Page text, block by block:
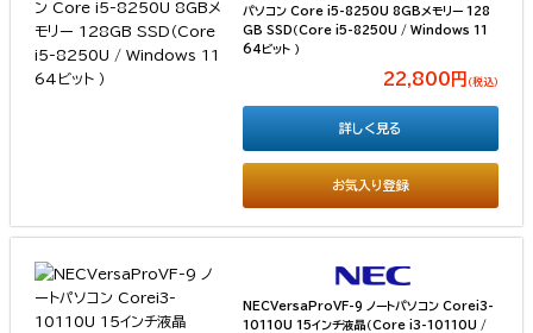
パソコン Core i5-8250U 8GBメモリー 128
GB SSD（Core i5-8250U / Windows 11
64ビット ）
22,800円 （税込）
お気入り登録
詳しく見る
NECVersaProVF-9 ノートパソコン Corei3-
10110U 15インチ液晶（Core i3-10110U /